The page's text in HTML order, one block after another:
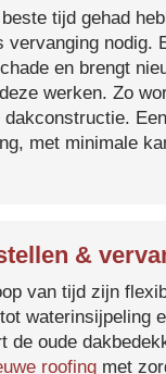
tijd gehad
nodig.
en brengt
werken. Zo
met minimale
&
van tijd zijn
waterinsijpeling
oude
roofing met